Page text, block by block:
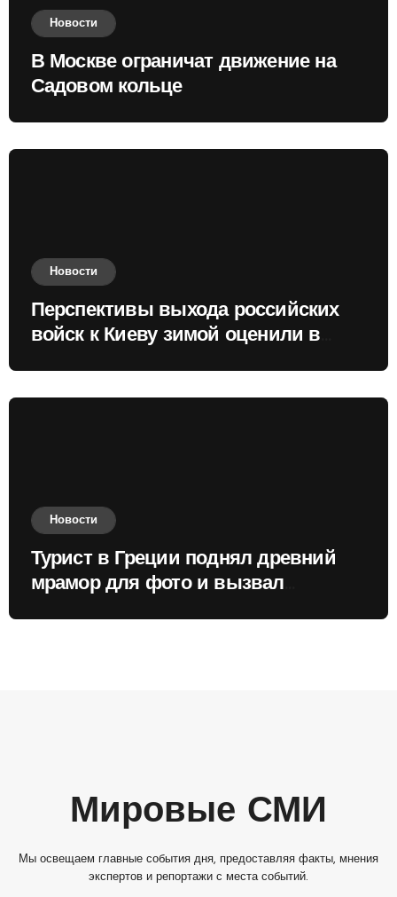
Новости
В Москве ограничат движение на
Садовом кольце
Новости
Перспективы выхода российских
войск к Киеву зимой оценили в
Новости
Турист в Греции поднял древний
мрамор для фото и вызвал
Мировые СМИ
Мы освещаем главные события дня, предоставляя факты, мнения
экспертов и репортажи с места событий.